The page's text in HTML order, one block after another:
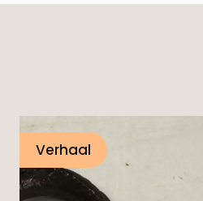
Verhaal